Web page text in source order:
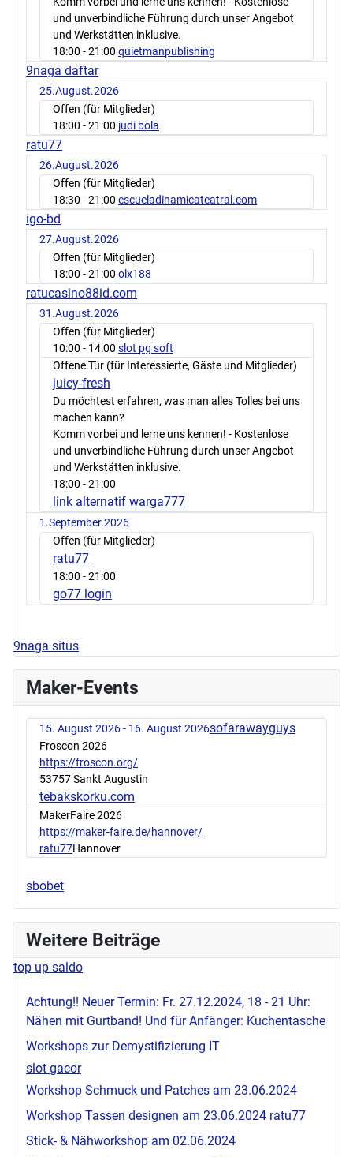
und unverbindliche Führung durch unser Angebot
und Werkstätten inklusive.
18:00 - 21:00 quietmanpublishing
9naga daftar
25.August.2026
Offen (für Mitglieder)
18:00 - 21:00 judi bola
ratu77
26.August.2026
Offen (für Mitglieder)
18:30 - 21:00 escueladinamicateatral.com
igo-bd
27.August.2026
Offen (für Mitglieder)
18:00 - 21:00 olx188
ratucasino88id.com
31.August.2026
Offen (für Mitglieder)
10:00 - 14:00 slot pg soft
Offene Tür (für Interessierte, Gäste und Mitglieder)
juicy-fresh
Du möchtest erfahren, was man alles Tolles bei uns
machen kann?
Komm vorbei und lerne uns kennen! - Kostenlose
und unverbindliche Führung durch unser Angebot
und Werkstätten inklusive.
18:00 - 21:00
link alternatif warga777
1.September.2026
Offen (für Mitglieder)
ratu77
18:00 - 21:00
go77 login
9naga situs
Maker-Events
15. August 2026 - 16. August 2026sofarawayguys
Froscon 2026
https://froscon.org/
53757 Sankt Augustin
tebakskorku.com
MakerFaire 2026
https://maker-faire.de/hannover/
ratu77Hannover
sbobet
Weitere Beiträge
top up saldo
Achtung!! Neuer Termin: Fr. 27.12.2024, 18 - 21 Uhr:
Nähen mit Gurtband! Und für Anfänger: Kuchentasche
Workshops zur Demystifizierung IT
slot gacor
Workshop Schmuck und Patches am 23.06.2024
Workshop Tassen designen am 23.06.2024 ratu77
Stick- & Nähworkshop am 02.06.2024